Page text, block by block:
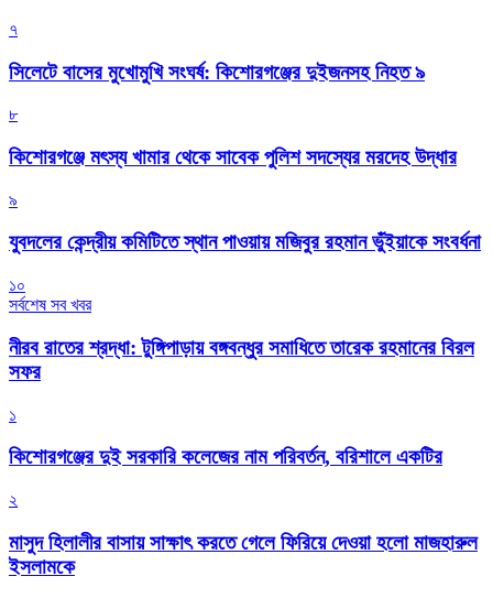
৭
সিলেটে বাসের মুখোমুখি সংঘর্ষ: কিশোরগঞ্জের দুইজনসহ নিহত ৯
৮
কিশোরগঞ্জে মৎস্য খামার থেকে সাবেক পুলিশ সদস্যের মরদেহ উদ্ধার
৯
যুবদলের কেন্দ্রীয় কমিটিতে স্থান পাওয়ায় মজিবুর রহমান ভুঁইয়াকে সংবর্ধনা
১০
সর্বশেষ সব খবর
নীরব রাতের শ্রদ্ধা: টুঙ্গিপাড়ায় বঙ্গবন্ধুর সমাধিতে তারেক রহমানের বিরল
সফর
১
কিশোরগঞ্জের দুই সরকারি কলেজের নাম পরিবর্তন, বরিশালে একটির
২
মাসুদ হিলালীর বাসায় সাক্ষাৎ করতে গেলে ফিরিয়ে দেওয়া হলো মাজহারুল
ইসলামকে